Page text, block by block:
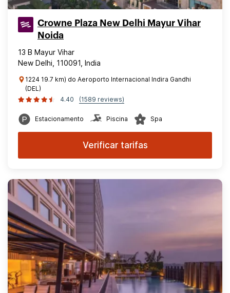
Crowne Plaza New Delhi Mayur Vihar
Noida
13 B Mayur Vihar
New Delhi, 110091, India
1224 19.7 km) do Aeroporto Internacional Indira Gandhi
(DEL)
4.40
(1589 reviews)
Estacionamento Piscina Spa
Verificar tarifas